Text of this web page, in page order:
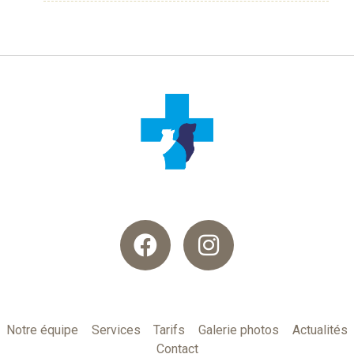
Notre équipe Services Tarifs Galerie photos
Actualités
Contact